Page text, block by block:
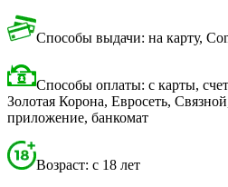
Способы выдачи: на карту,
Способы оплаты: с карты,
Золотая Корона, Евросеть,
приложение, банкомат
Возраст: с 18 лет